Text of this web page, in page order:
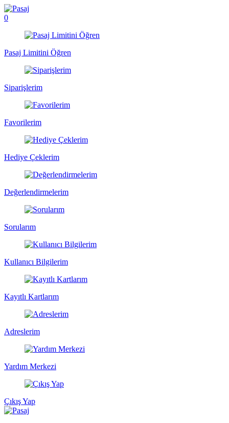
0
Pasaj Limitini Öğren
Siparişlerim
Favorilerim
Hediye Çeklerim
Değerlendirmelerim
Sorularım
Kullanıcı Bilgilerim
Kayıtlı Kartlarım
Adreslerim
Yardım Merkezi
Çıkış Yap